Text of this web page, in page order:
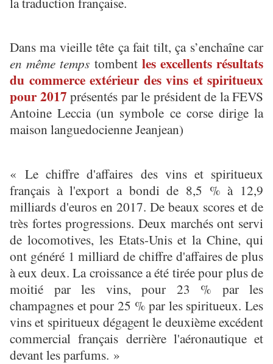
Dans ma vieille tête ça fait tilt, ça s’enchaîne car
en même temps tombent les excellents résultats
du commerce extérieur des vins et spiritueux
pour 2017 présentés par le président de la FEVS
Antoine Leccia (un symbole ce corse dirige la
maison languedocienne Jeanjean)
« Le chiffre d'affaires des vins et spiritueux
français à l'export a bondi de 8,5 % à 12,9
milliards d'euros en 2017. De beaux scores et de
très fortes progressions. Deux marchés ont servi
de locomotives, les Etats-Unis et la Chine, qui
ont généré 1 milliard de chiffre d'affaires de plus
à eux deux. La croissance a été tirée pour plus de
moitié par les vins, pour 23 % par les
champagnes et pour 25 % par les spiritueux. Les
vins et spiritueux dégagent le deuxième excédent
commercial français derrière l'aéronautique et
devant les parfums. »